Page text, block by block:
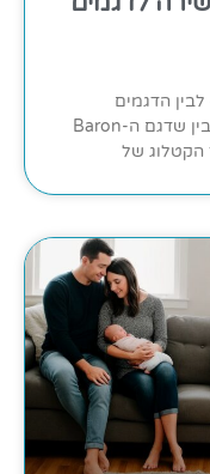
מי שמתלבט בין דגם ברויל קינג 420 לבין הדגמים
האחרים בטווח המחיר שלו, צריך להבין שדגם ה-Baron